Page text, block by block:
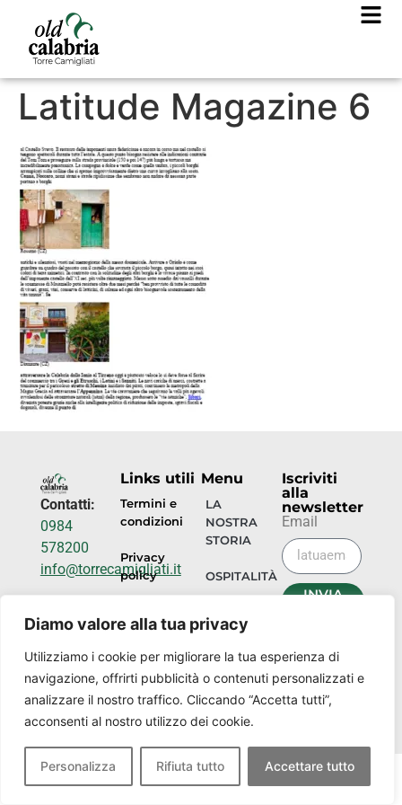
Diamo valore alla tua privacy
Utilizziamo i cookie per migliorare la tua esperienza di
navigazione, offrirti pubblicità o contenuti personalizzati e
analizzare il nostro traffico. Cliccando “Accetta tutti”,
acconsenti al nostro utilizzo dei cookie.
Personalizza Rifiuta tutto Accettare tutto
Latitude Magazine 6
Contatti:
0984
578200
info@torrecamigliati.it
Camigliati,
Silano CS
Links utili
Termini e
condizioni
Privacy
policy
Menu
LA
NOSTRA
STORIA
OSPITALITÀ
NOSTRI
LUOGHI
Iscriviti
alla
newsletter
Email
INVIA